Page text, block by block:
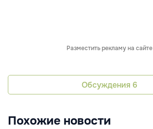
Разместить рекламу на сайте
Обсуждения 6
Похожие новости